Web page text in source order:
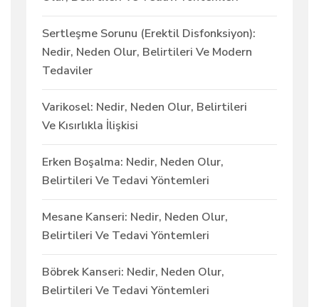
Sertleşme Sorunu (Erektil Disfonksiyon):
Nedir, Neden Olur, Belirtileri Ve Modern
Tedaviler
Varikosel: Nedir, Neden Olur, Belirtileri
Ve Kısırlıkla İlişkisi
Erken Boşalma: Nedir, Neden Olur,
Belirtileri Ve Tedavi Yöntemleri
Mesane Kanseri: Nedir, Neden Olur,
Belirtileri Ve Tedavi Yöntemleri
Böbrek Kanseri: Nedir, Neden Olur,
Belirtileri Ve Tedavi Yöntemleri